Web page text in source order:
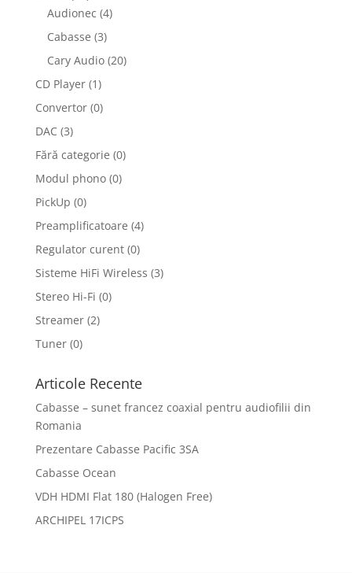
Audionec (4)
Cabasse (3)
Cary Audio (20)
CD Player (1)
Convertor (0)
DAC (3)
Fără categorie (0)
Modul phono (0)
PickUp (0)
Preamplificatoare (4)
Regulator curent (0)
Sisteme HiFi Wireless (3)
Stereo Hi-Fi (0)
Streamer (2)
Tuner (0)
Articole Recente
Cabasse – sunet francez coaxial pentru audiofilii din
Romania
Prezentare Cabasse Pacific 3SA
Cabasse Ocean
VDH HDMI Flat 180 (Halogen Free)
ARCHIPEL 17ICPS